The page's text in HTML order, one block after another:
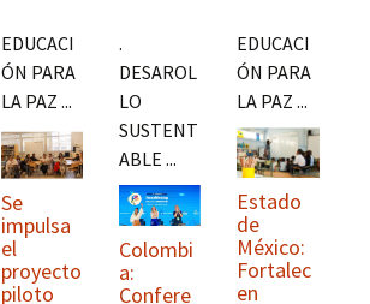
EDUCACI
ÓN PARA
LA PAZ ...
Se
impulsa
el
proyecto
piloto
.
DESAROL
LO
SUSTENT
ABLE ...
Colombi
a:
Confere
EDUCACI
ÓN PARA
LA PAZ ...
Estado
de
México:
Fortalec
en